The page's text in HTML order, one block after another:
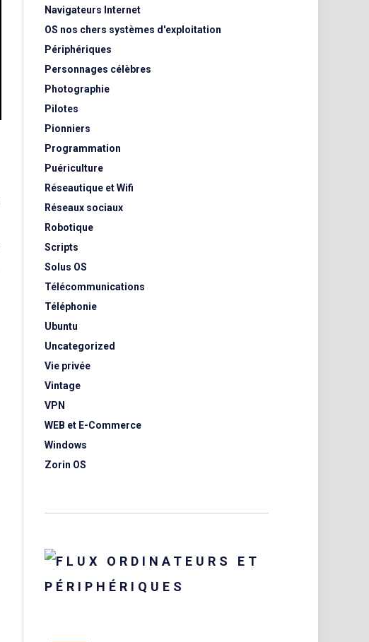
Navigateurs Internet
OS nos chers systèmes d'exploitation
Périphériques
Personnages célèbres
Photographie
Pilotes
Pionniers
Programmation
Puériculture
Réseautique et Wifi
Réseaux sociaux
Robotique
Scripts
Solus OS
Télécommunications
Téléphonie
Ubuntu
Uncategorized
Vie privée
Vintage
VPN
WEB et E-Commerce
Windows
Zorin OS
ORDINATEURS ET
PÉRIPHÉRIQUES